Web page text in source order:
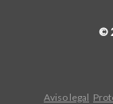
©
Aviso legal